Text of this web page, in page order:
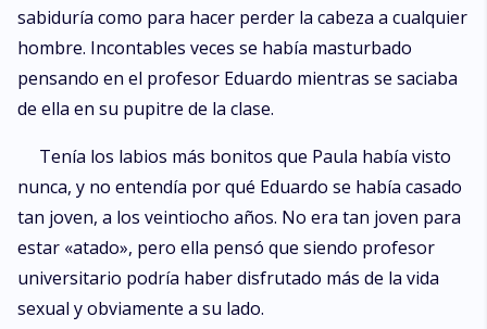
sabiduría como para hacer perder la cabeza a cualquier
hombre. Incontables veces se había masturbado
pensando en el profesor Eduardo mientras se saciaba
de ella en su pupitre de la clase.
Tenía los labios más bonitos que Paula había visto
nunca, y no entendía por qué Eduardo se había casado
tan joven, a los veintiocho años. No era tan joven para
estar «atado», pero ella pensó que siendo profesor
universitario podría haber disfrutado más de la vida
sexual y obviamente a su lado.